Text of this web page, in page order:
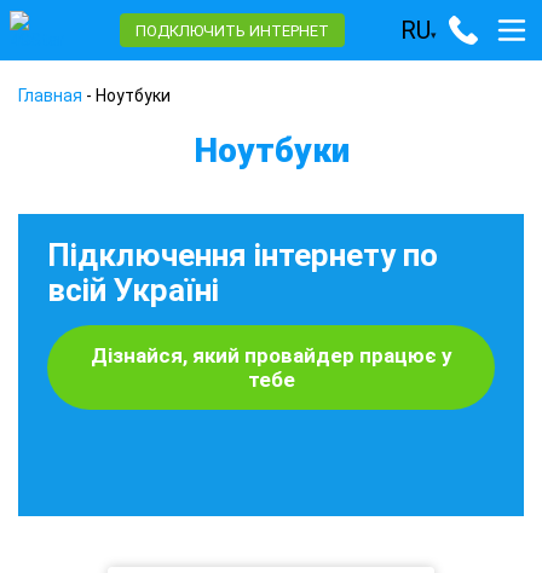
ПОДКЛЮЧИТЬ ИНТЕРНЕТ RU▾
Главная - Ноутбуки
Ноутбуки
Підключення інтернету по
всій Україні
Дізнайся, який провайдер працює у
тебе